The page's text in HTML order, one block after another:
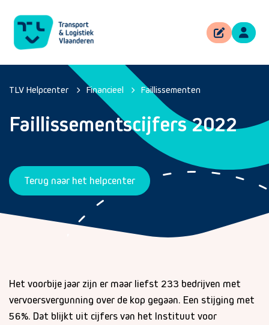
TLV Helpcenter Financieel Faillissementen
Faillissementscijfers 2022
Terug naar het helpcenter
Het voorbije jaar zijn er maar liefst 233 bedrijven met
vervoersvergunning over de kop gegaan. Een stijging met
56%. Dat blijkt uit cijfers van het Instituut voor